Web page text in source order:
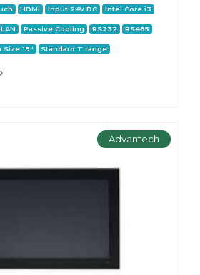
HDMI Input 24V DC Intel Core i3
LAN Passive Cooling RS232 RS485
Size 19" Standard T range
Advantech